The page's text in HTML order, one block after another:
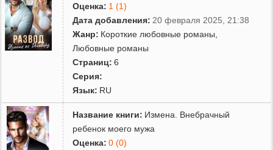
Оценка: 1 (1)
Дата добавления: 20 февраля 2025, 21:38
Жанр: Короткие любовные романы
Любовные романы
Страниц: 6
Серия:
Язык: RU
Название книги: Измена. Внебрачный
ребенок моего мужа
Оценка: 0 (0)